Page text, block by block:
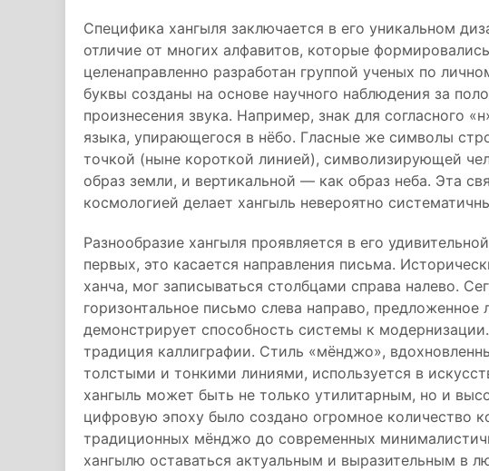
Специфика хангыля заключается в его уникальном
отличие от многих алфавитов, которые
целенаправленно разработан группой ученых по
буквы созданы на основе научного наблюдения за
произнесения звука. Например, знак для согласного
языка, упирающегося в нёбо. Гласные же символы
точкой (ныне короткой линией), символизирующей
образ земли, и вертикальной — как образ неба. Эта
космологией делает хангыль невероятно
Разнообразие хангыля проявляется в его
первых, это касается направления письма.
ханча, мог записываться столбцами справа налево.
горизонтальное письмо слева направо,
демонстрирует способность системы к
традиция каллиграфии. Стиль «мёнджо»,
толстыми и тонкими линиями, используется в
хангыль может быть не только утилитарным, но и
цифровую эпоху было создано огромное количество
традиционных мёнджо до современных
хангылю оставаться актуальным и выразительным в